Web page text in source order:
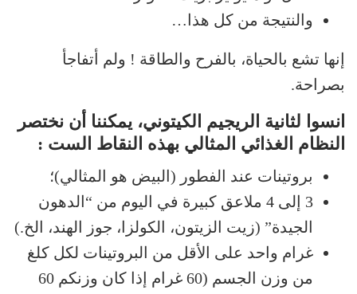
والنتيجة من كل هذا…
إنها تشع بالحياة، بالفرح والطاقة ! ولم أتفاجأ
بصراحة.
انسوا لثانية الريجيم الكيتوني، يمكننا أن نختصر
النظام الغذائي المثالي بهذه النقاط الست :
بروتينات عند الفطور (البيض هو المثالي)؛
3 إلى 4 ملاعق كبيرة في اليوم من “الدهون
الجيدة” (زيت الزيتون، الكولزا، جوز الهند، الخ.)
غرام واحد على الأقل من البروتينات لكل كلغ
من وزن الجسم (60 غرام إذا كان وزنكم 60